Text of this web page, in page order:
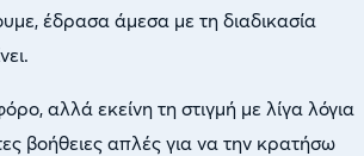
έδρασα άμεσα με τη διαδικασία
αλλά εκείνη τη στιγμή με λίγα λόγια
βοήθειες απλές για να την κρατήσω